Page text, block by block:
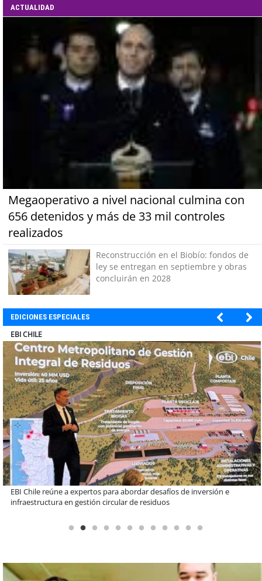
ACTUALIDAD
Megaoperativo a nivel nacional culmina con
656 detenidos y más de 33 mil controles
realizados
Reconstrucción en el Biobío: fondos de
ley se entregan en septiembre y obras
concluirán en 2028
EDICIONES ESPECIALES
SOPRAVAL
Más de 1.600 alumnos han sido parte de programa Súper Sano de
Sopraval en lo que va del año